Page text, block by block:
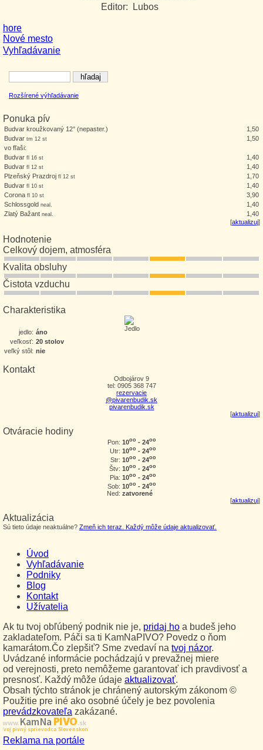
Vyhľadávanie
Rozšírené výhľadávanie
Ponuka pív
Budvar kroužkovaný 12° (nepaster.)
1,50
Budvar tm 12 st
1,50
vo fľaši:
Budvar fl 16 st
1,40
Budvar fl 12 st
1,40
Plzeňský Prazdroj fl 12 st
1,70
Budvar fl 10 st
1,40
Corona fl 10 st
3,90
Schlossgold neal.
1,40
Zlatý Bažant neal.
1,40
[aktualizuj]
Hodnotenie
Celkový dojem, atmosféra
Kvalita obsluhy
Čistota vzduchu
Charakteristika
jedlo: áno
veľkosť: 20 stolov
veľký stôl: nie
Kontakt
Odbojárov 9
tel: 0905 368 747
rezervacie
@pivarenbudik.sk
pivarenbudik.sk
[aktualizuj]
Otváracie hodiny
Pon: 10oo - 24oo
Utr: 10oo - 24oo
Str: 10oo - 24oo
Štv: 10oo - 24oo
Pia: 10oo - 24oo
Sob: 10oo - 24oo
Ned: zatvorené
[aktualizuj]
Aktualizácia
Sú tieto údaje neaktuálne? Zmeň ich teraz. Každý môže údaje aktualizovať.
Editor:
Lubos
hore
Nové mesto
Úvod
Vyhľadávanie
Podniky
Blog
Kontakt
Užívatelia
Ak tu tvoj obľúbený podnik nie je, pridaj ho a budeš jeho
zakladateľom. Páči sa ti KamNaPIVO? Povedz o ňom
kamarátom.Čo zlepšiť? Sme zvedaví na tvoj názor.
Uvádzané informácie pochádzajú v prevažnej miere
od verejnosti, preto nemôžeme garantovať ich pravdivosť a
presnosť. Každý môže údaje aktualizovať.
Obsah týchto stránok je chránený autorským zákonom ©
Použitie pre iné ako osobné účely je bez povolenia
prevádzkovateľa zakázané.
www.Kam NaPIVO.sk
Tvoj pivný sprievodca Slovenskom
Reklama na portále